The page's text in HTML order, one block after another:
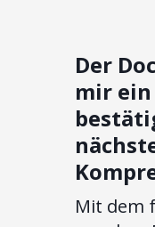
Der
mir
Mit dem